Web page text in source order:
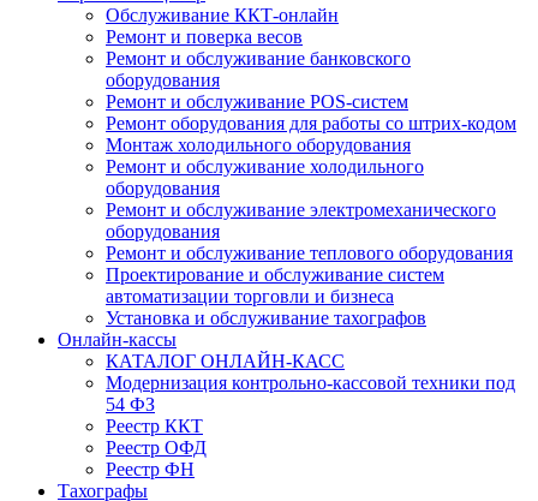
Обслуживание ККТ-онлайн
Ремонт и поверка весов
Ремонт и обслуживание банковского
оборудования
Ремонт и обслуживание POS-систем
Ремонт оборудования для работы со штрих-кодом
Монтаж холодильного оборудования
Ремонт и обслуживание холодильного
оборудования
Ремонт и обслуживание электромеханического
оборудования
Ремонт и обслуживание теплового оборудования
Проектирование и обслуживание систем
автоматизации торговли и бизнеса
Установка и обслуживание тахографов
Онлайн-кассы
КАТАЛОГ ОНЛАЙН-КАСС
Модернизация контрольно-кассовой техники под
54 ФЗ
Реестр ККТ
Реестр ОФД
Реестр ФН
Тахографы